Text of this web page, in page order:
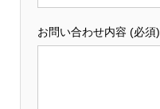
お問い合わせ内容 (必須)